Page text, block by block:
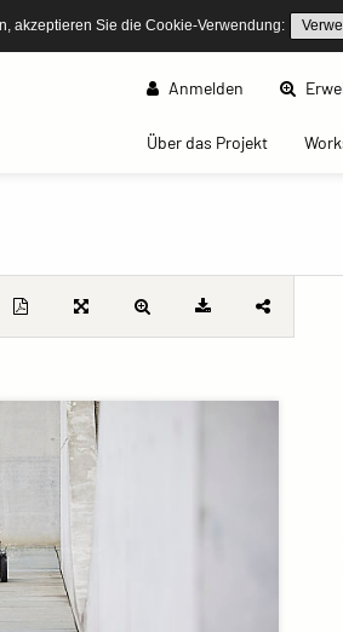
akzeptieren Sie die Cookie-Verwendung:
Anmelden
Über das Projekt(current)